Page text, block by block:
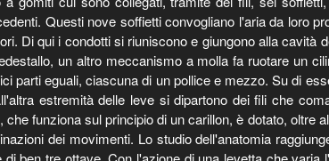
Questi nove soffietti convogliano l'aria da loro
Di qui i condotti si riuniscono e giungono alla cavità
un altro meccanismo a molla fa ruotare un
parti eguali, ciascuna di un pollice e mezzo. Su di
estremità delle leve si dipartono dei fili che
funziona sul principio di un carillon, è dotato,
dei movimenti. Lo studio dell'anatomia